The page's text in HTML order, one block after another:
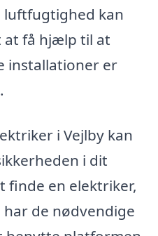
kan
få hjælp til at
installationer er
i Vejlby kan
i dit
finde en elektriker,
de nødvendige